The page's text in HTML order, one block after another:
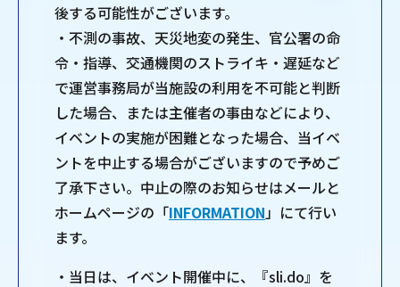
後する可能性がございます。
・不測の事故、天災地変の発生、官公署の命
令・指導、交通機関のストライキ・遅延など
で運営事務局が当施設の利用を不可能と判断
した場合、または主催者の事由などにより、
イベントの実施が困難となった場合、当イベ
ントを中止する場合がございますので予めご
了承下さい。中止の際のお知らせはメールと
ホームページの「INFORMATION」にて行い
ます。
・当日は、イベント開催中に、『sli.do』を